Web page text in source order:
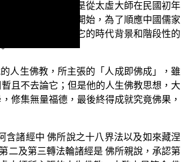
。『人間佛教』是從太虛大師在民國初年
說：從民國初年開始，為了順應中國儒家
的佛教運動，有它的時代背景和階段性的
人生佛教，所主張的「人成即佛成」，雖
且不去論它；但是他的人生佛教思想，大
修集無量福德，最後終得成就究竟佛果，
含諸經中 佛所說之十八界法以及如來藏涅
二及第三轉法輪諸經是 佛所親說，承認第